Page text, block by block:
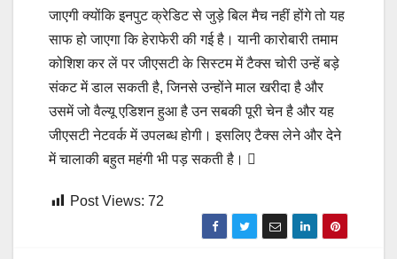
जाएगी क्योंकि इनपुट क्रेडिट से जुड़े बिल मैच नहीं होंगे तो यह
साफ हो जाएगा कि हेराफेरी की गई है। यानी कारोबारी तमाम
कोशिश कर लें पर जीएसटी के सिस्टम में टैक्स चोरी उन्हें बड़े
संकट में डाल सकती है, जिनसे उन्होंने माल खरीदा है और
उसमें जो वैल्यू एडिशन हुआ है उन सबकी पूरी चेन है और यह
जीएसटी नेटवर्क में उपलब्ध होगी। इसलिए टैक्स लेने और देने
में चालाकी बहुत महंगी भी पड़ सकती है। 
Post Views: 72